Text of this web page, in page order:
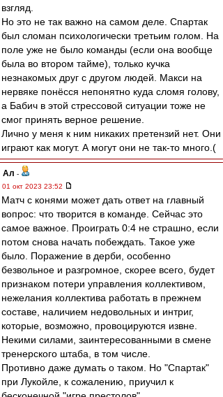
взгляд.
Но это не так важно на самом деле. Спартак
был сломан психологически третьим голом. На
поле уже не было команды (если она вообще
была во втором тайме), только кучка
незнакомых друг с другом людей. Макси на
нервяке понёсся непонятно куда сломя голову,
а Бабич в этой стрессовой ситуации тоже не
смог принять верное решение.
Лично у меня к ним никаких претензий нет. Они
играют как могут. А могут они не так-то много.(
Ал -
01 окт 2023 23:52
Матч с конями может дать ответ на главный
вопрос: что творится в команде. Сейчас это
самое важное. Проиграть 0:4 не страшно, если
потом снова начать побеждать. Такое уже
было. Поражение в дерби, особенно
безвольное и разгромное, скорее всего, будет
признаком потери управления коллективом,
нежелания коллектива работать в прежнем
составе, наличием недовольных и интриг,
которые, возможно, провоцируются извне.
Некими силами, заинтересованными в смене
тренерского штаба, в том числе.
Противно даже думать о таком. Но "Спартак"
при Лукойле, к сожалению, приучил к